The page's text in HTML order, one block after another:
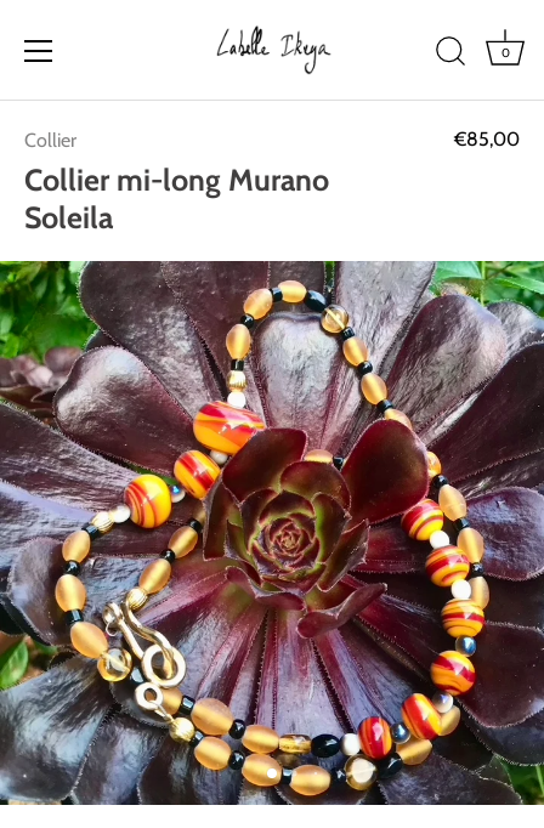
contenu
0
Collier €85,00
Collier mi-long Murano
Soleila